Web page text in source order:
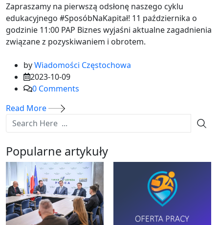
Zapraszamy na pierwszą odsłonę naszego cyklu
edukacyjnego #SposóbNaKapitał! 11 października o
godzinie 11:00 PAP Biznes wyjaśni aktualne zagadnienia
związane z pozyskiwaniem i obrotem.
byWiadomości Częstochowa
2023-10-09
0 Comments
Read More
Popularne artykuły